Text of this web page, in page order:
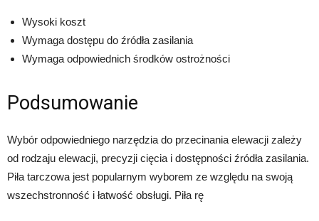
Wysoki koszt
Wymaga dostępu do źródła zasilania
Wymaga odpowiednich środków ostrożności
Podsumowanie
Wybór odpowiedniego narzędzia do przecinania elewacji zależy
od rodzaju elewacji, precyzji cięcia i dostępności źródła zasilania.
Piła tarczowa jest popularnym wyborem ze względu na swoją
wszechstronność i łatwość obsługi. Piła rę